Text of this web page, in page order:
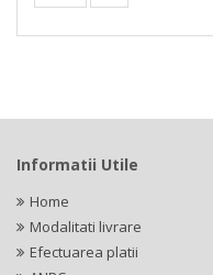
Informatii Utile
Home
Modalitati livrare
Efectuarea platii